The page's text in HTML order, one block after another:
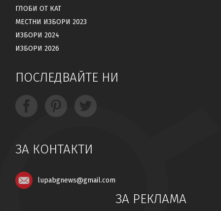
ГЛОБИ ОТ КАТ
МЕСТНИ ИЗБОРИ 2023
ИЗБОРИ 2024
ИЗБОРИ 2026
ПОСЛЕДВАЙТЕ НИ
ЗА КОНТАКТИ
lupabgnews@gmail.com
ЗА РЕКЛАМА